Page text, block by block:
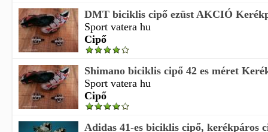
DMT biciklis cipő ezüst AKCIÓ
Sport vatera hu
Cipő
Shimano biciklis cipő 42 es méret
Sport vatera hu
Cipő
Adidas 41-es biciklis cipő, kerékpáros